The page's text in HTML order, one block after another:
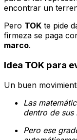
encontrar un
Pero TOK te pide
firmeza se paga
marco.
Idea TOK para
Un buen
Las
dentro de sus
Pero ese